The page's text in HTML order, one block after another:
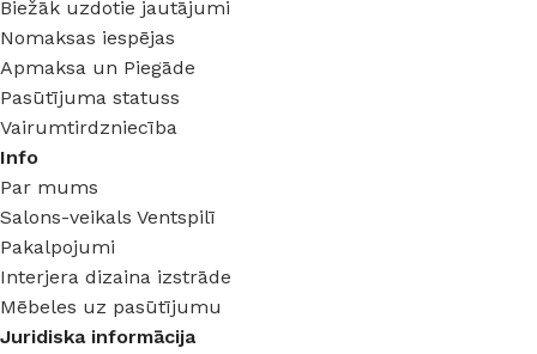
Biežāk uzdotie jautājumi
Nomaksas iespējas
Apmaksa un Piegāde
Pasūtījuma statuss
Vairumtirdzniecība
Info
Par mums
Salons-veikals Ventspilī
Pakalpojumi
Interjera dizaina izstrāde
Mēbeles uz pasūtījumu
Juridiska informācija